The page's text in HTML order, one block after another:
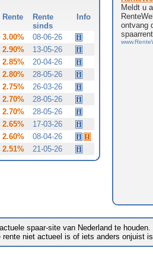
Rente
Rente
sinds
Info
3.00%
08-06-26
2.90%
13-05-26
2.85%
20-04-26
2.80%
28-05-26
2.75%
26-03-26
2.70%
28-05-26
2.70%
28-05-26
2.65%
17-03-26
2.60%
08-04-26
2.51% 21-05-26
spaar-site van Nederland te houden.
niet actueel is of iets anders onjuist is.